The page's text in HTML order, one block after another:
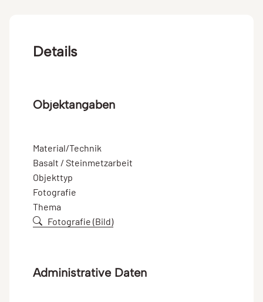
Details
Objektangaben
Material/Technik
Basalt / Steinmetzarbeit
Objekttyp
Fotografie
Thema
Fotografie (Bild)
Administrative Daten